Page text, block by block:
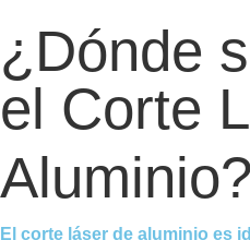
¿Dónde
el Corte
Aluminio?
El corte láser de aluminio es